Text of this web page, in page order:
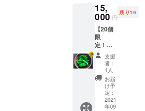
が転が
るのが
わかる
程度。
※但し、
生食限
定のと
うがら
しでは
乾燥保
存は不
可。
ワがた
くさん
でき、
振ると
中で種
が転が
るのが
わかる
程度。
※但し、
生食限
定のと
うがら
しでは
いよう
に保存
袋や
ラップ
で密閉
し、野
菜室に
入れ
る。水
分は傷
みの原
因にな
るた
菜室に
入れ
る。水
分は傷
みの原
因にな
るた
め、拭
きと
る。 冷
凍保
存：1つ
ずつ
など 八
房とう
がら
し：酢
漬けや
薬味な
ど。青
とうが
らしは
お米と
一緒に
炊くと
ダシが
を想定
・品種/
時期
は、生
育状況
によっ
て変動
しま
す。予
めご了
承くだ
さい。
しをど
れだけ
入れる
かはあ
なた次
第！い
ろんな
とうが
らしを
試して
みた
い、ど
んな畑
で作ら
15,
000 円
残り19
【20個
限
定！
とうが
らし詰
め合わ
せ2㎏
セッ
ト】 十
色の畑
で採れ
支援
者：
1人
お届
け予
定：
2021
年09